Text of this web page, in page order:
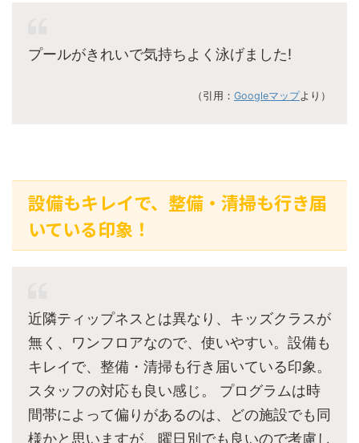
プールがきれいで気持ちよく泳げました!
（引用： Googleマップより）
設備もキレイで、整備・清掃も行き届
いている印象！
近隣ティップネスとは異なり、キッズクラスが
無く、ワンフロアなので、使いやすい。設備も
キレイで、整備・清掃も行き届いている印象。
スタッフの対応も良い感じ。 プログラムは時
間帯によって偏りがあるのは、どの施設でも同
様かと思いますが、曜日別でも良いので考慮し